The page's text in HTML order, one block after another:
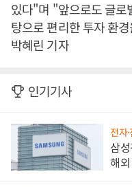
있다"며 "앞으로도 글로
탕으로 편리한 투자 환
박혜린 기자
인기기사
전자
삼
해